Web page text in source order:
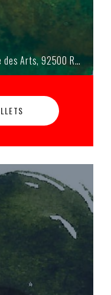
92500 Rueil-Malmaison